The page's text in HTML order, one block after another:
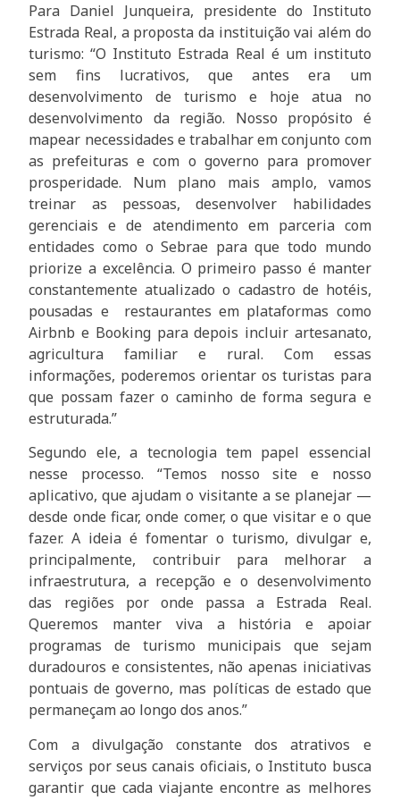
Para Daniel Junqueira, presidente do Instituto
Estrada Real, a proposta da instituição vai além do
turismo: “O Instituto Estrada Real é um instituto
sem fins lucrativos, que antes era um
desenvolvimento de turismo e hoje atua no
desenvolvimento da região. Nosso propósito é
mapear necessidades e trabalhar em conjunto com
as prefeituras e com o governo para promover
prosperidade. Num plano mais amplo, vamos
treinar as pessoas, desenvolver habilidades
gerenciais e de atendimento em parceria com
entidades como o Sebrae para que todo mundo
priorize a excelência. O primeiro passo é manter
constantemente atualizado o cadastro de hotéis,
pousadas e restaurantes em plataformas como
Airbnb e Booking para depois incluir artesanato,
agricultura familiar e rural. Com essas
informações, poderemos orientar os turistas para
que possam fazer o caminho de forma segura e
estruturada.”
Segundo ele, a tecnologia tem papel essencial
nesse processo. “Temos nosso site e nosso
aplicativo, que ajudam o visitante a se planejar —
desde onde ficar, onde comer, o que visitar e o que
fazer. A ideia é fomentar o turismo, divulgar e,
principalmente, contribuir para melhorar a
infraestrutura, a recepção e o desenvolvimento
das regiões por onde passa a Estrada Real.
Queremos manter viva a história e apoiar
programas de turismo municipais que sejam
duradouros e consistentes, não apenas iniciativas
pontuais de governo, mas políticas de estado que
permaneçam ao longo dos anos.”
Com a divulgação constante dos atrativos e
serviços por seus canais oficiais, o Instituto busca
garantir que cada viajante encontre as melhores